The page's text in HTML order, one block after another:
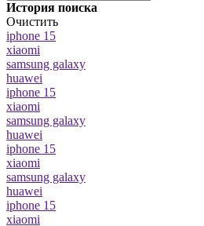
История поиска
Очистить
iphone 15
xiaomi
samsung galaxy
huawei
iphone 15
xiaomi
samsung galaxy
huawei
iphone 15
xiaomi
samsung galaxy
huawei
iphone 15
xiaomi